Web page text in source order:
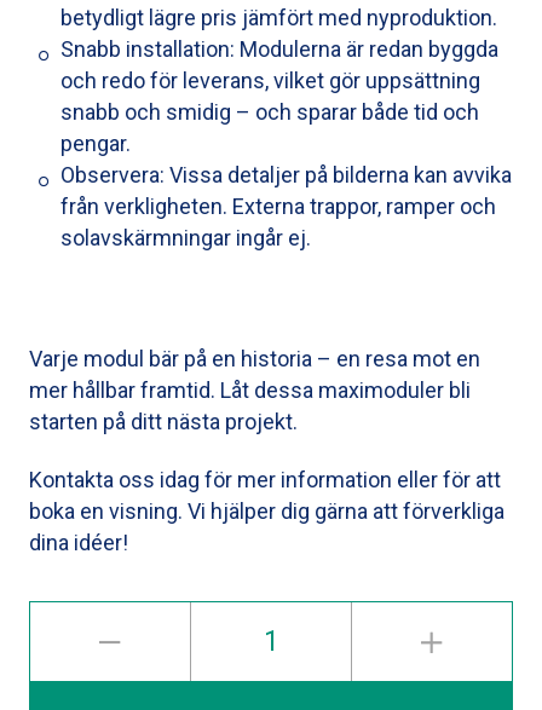
betydligt lägre pris jämfört med nyproduktion.
Snabb installation: Modulerna är redan byggda
och redo för leverans, vilket gör uppsättning
snabb och smidig – och sparar både tid och
pengar.
Observera: Vissa detaljer på bilderna kan avvika
från verkligheten. Externa trappor, ramper och
solavskärmningar ingår ej.
Varje modul bär på en historia – en resa mot en
mer hållbar framtid. Låt dessa maximoduler bli
starten på ditt nästa projekt.
Kontakta oss idag för mer information eller för att
boka en visning. Vi hjälper dig gärna att förverkliga
dina idéer!